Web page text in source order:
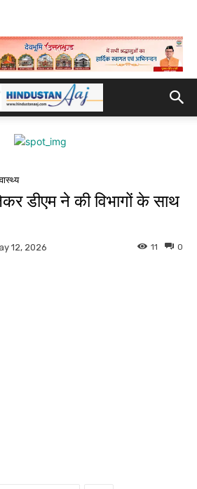
डीएम ने की विभागों के साथ
12, 2026 0
11